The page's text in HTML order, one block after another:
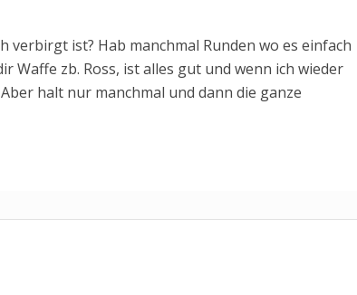
verbirgt ist? Hab manchmal Runden wo es einfach
Waffe zb. Ross, ist alles gut und wenn ich wieder
halt nur manchmal und dann die ganze